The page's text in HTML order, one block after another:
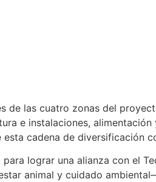
de las cuatro zonas del
e instalaciones, alimentación
cadena de diversificación
lograr una alianza con el
animal y cuidado